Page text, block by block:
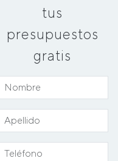
tus
presupuestos
gratis